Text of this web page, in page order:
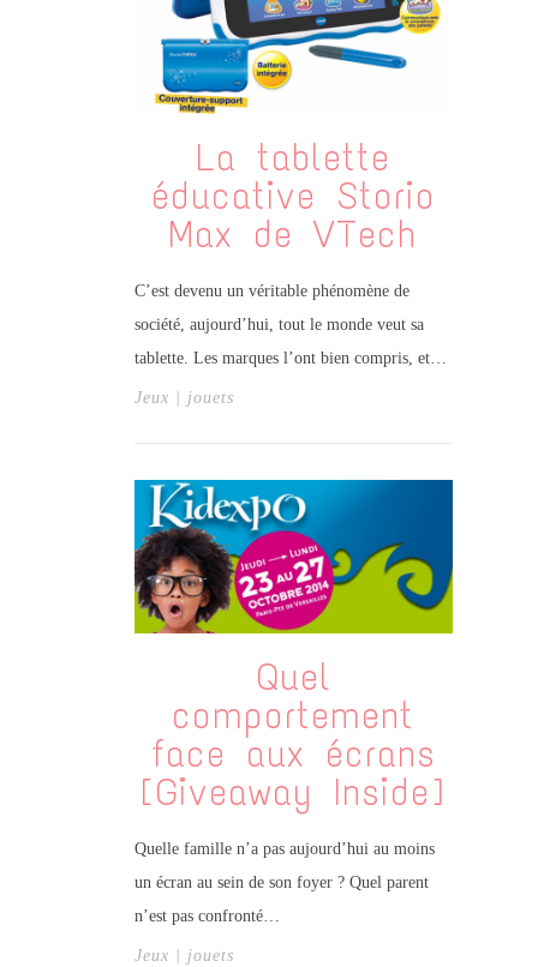
La tablette
éducative Storio
Max de VTech
C’est devenu un véritable phénomène de
société, aujourd’hui, tout le monde veut sa
tablette. Les marques l’ont bien compris, et…
Jeux | jouets
Quel
comportement
face aux écrans
[Giveaway Inside]
Quelle famille n’a pas aujourd’hui au moins
un écran au sein de son foyer ? Quel parent
n’est pas confronté…
Jeux | jouets